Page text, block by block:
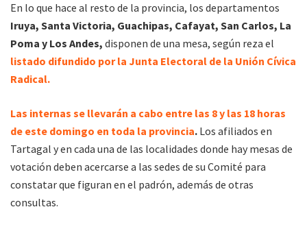
En lo que hace al resto de la provincia, los departamentos
Iruya, Santa Victoria, Guachipas, Cafayat, San Carlos, La
Poma y Los Andes, disponen de una mesa, según reza el
listado difundido por la Junta Electoral de la Unión Cívica
Radical.
Las internas se llevarán a cabo entre las 8 y las 18 horas
de este domingo en toda la provincia. Los afiliados en
Tartagal y en cada una de las localidades donde hay mesas de
votación deben acercarse a las sedes de su Comité para
constatar que figuran en el padrón, además de otras
consultas.